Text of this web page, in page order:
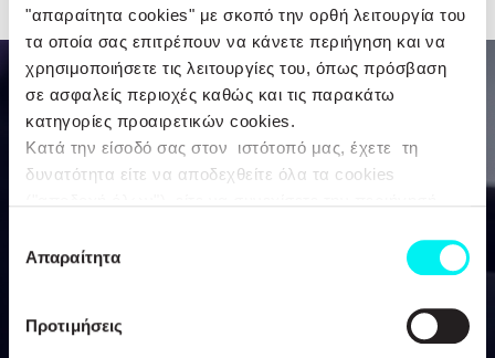
"απαραίτητα cookies" με σκοπό την ορθή λειτουργία του
τα οποία σας επιτρέπουν να κάνετε περιήγηση και να
χρησιμοποιήσετε τις λειτουργίες του, όπως πρόσβαση
σε ασφαλείς περιοχές καθώς και τις παρακάτω
κατηγορίες προαιρετικών cookies.
Κατά την είσοδό σας στον ιστότοπό μας, έχετε τη
δυνατότητα είτε να αποδεχθείτε όλα τα cookies
("Απόρριψη Όλων"), είτε να επιλέξετε συγκεκριμένα
πατήσετε το κουμπί ("Αποδοχή Επιλεγμένων"). Για
περισσότερες πληροφορίες μπορείτε να ανατρέξετε
συγκατάθεσης
Απαραίτητα
Προτιμήσεις